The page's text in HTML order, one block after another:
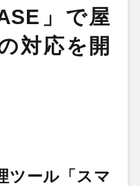
」で屋
対応を開
ツール「スマ